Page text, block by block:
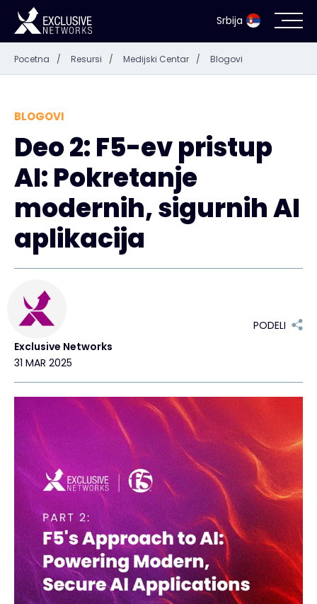
Srbija
Bezbednost informacionih sistema
Ecosistem
Resursi
Kompanija
Pocetna / Resursi / Medijski Centar / Blogovi
BLOGOVI
Deo 2: F5-ev pristup
AI: Pokretanje
modernih, sigurnih AI
aplikacija
Exclusive Networks
31 MAR 2025
PODELI